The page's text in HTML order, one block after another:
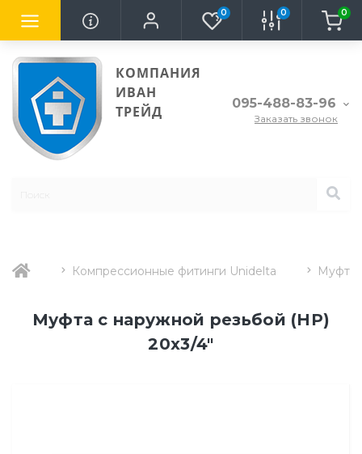
0 0 0
КОМПАНИЯ
ИВАН
ТРЕЙД
095-488-83-96
Заказать звонок
Компрессионные фитинги Unidelta Муфта
Муфта с наружной резьбой (НР)
20х3/4"